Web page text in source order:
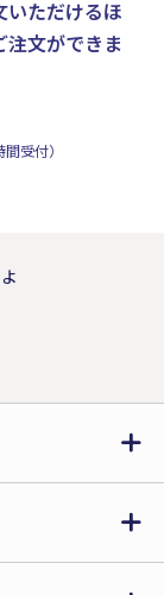
いただけるほ
注文ができま
間受付）